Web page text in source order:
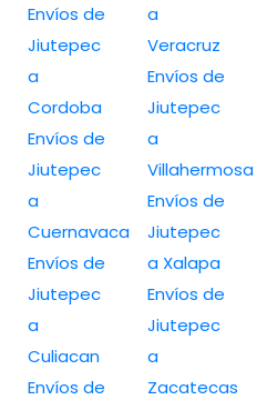
Envíos de
Jiutepec
a
Cordoba
Envíos de
Jiutepec
a
Cuernavaca
Envíos de
Jiutepec
a
Culiacan
Envíos de
a
Veracruz
Envíos de
Jiutepec
a
Villahermosa
Envíos de
Jiutepec
a Xalapa
Envíos de
Jiutepec
a
Zacatecas